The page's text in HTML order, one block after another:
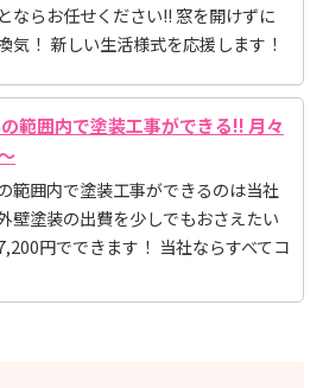
ならお任せください!! 窓を開けずに
気！ 新しい生活様式を応援します！
範囲内で塗装工事ができる!! 月々
範囲内で塗装工事ができるのは当社
壁塗装の出費を少しでもおさえたい
円でできます！ 当社ならすべてコ